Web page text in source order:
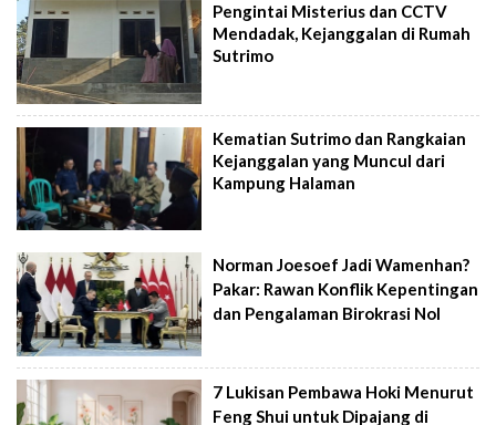
Pengintai Misterius dan CCTV
Mendadak, Kejanggalan di Rumah
Sutrimo
Kematian Sutrimo dan Rangkaian
Kejanggalan yang Muncul dari
Kampung Halaman
Norman Joesoef Jadi Wamenhan?
Pakar: Rawan Konflik Kepentingan
dan Pengalaman Birokrasi Nol
7 Lukisan Pembawa Hoki Menurut
Feng Shui untuk Dipajang di